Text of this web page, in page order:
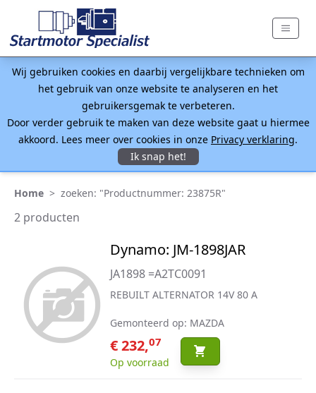
Wij gebruiken cookies en daarbij vergelijkbare technieken om
het gebruik van onze website te analyseren en het
gebruikersgemak te verbeteren.
Door verder gebruik te maken van deze website gaat u hiermee
akkoord. Lees meer over cookies in onze Privacy verklaring.
Ik snap het!
Home > zoeken: "Productnummer: 23875R"
2 producten
Dynamo: JM-1898JAR
JA1898 =A2TC0091
REBUILT ALTERNATOR 14V 80 A
Gemonteerd op: MAZDA
€ 232,07
Op voorraad